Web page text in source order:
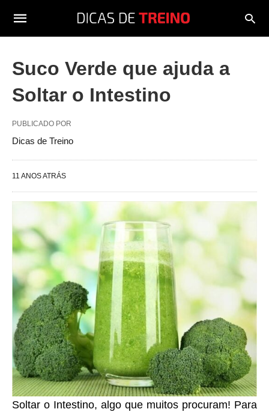
Suco Verde que ajuda a
Soltar o Intestino
PUBLICADO POR
Dicas de Treino
11 ANOS ATRÁS
Soltar o Intestino, algo que muitos procuram! Para